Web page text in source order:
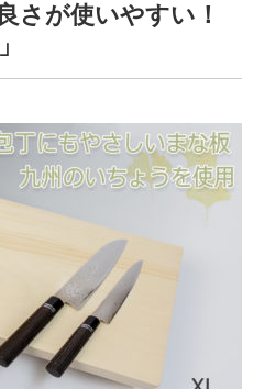
さが使いやすい！